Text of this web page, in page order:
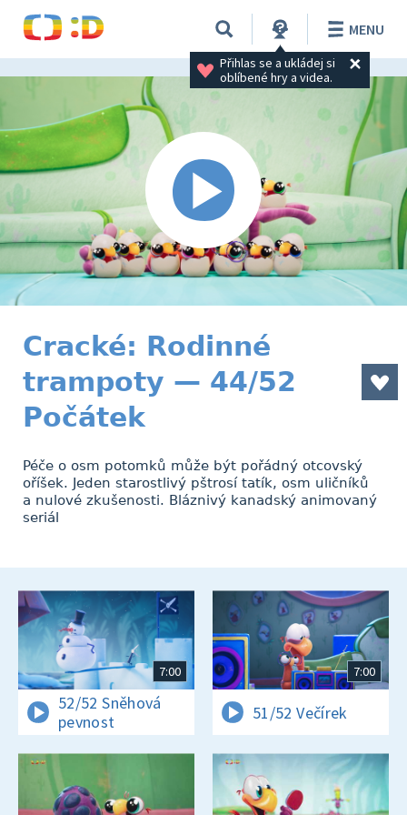
Přihlas se a ukládej si
oblíbené hry a videa.
MENU
Cracké: Rodinné
trampoty — 44/52
Počátek
Péče o osm potomků může být pořádný otcovský
oříšek. Jeden starostlivý pštrosí tatík, osm uličníků
a nulové zkušenosti. Bláznivý kanadský animovaný
seriál
7:00
52/52 Sněhová
pevnost
7:00
51/52 Večírek